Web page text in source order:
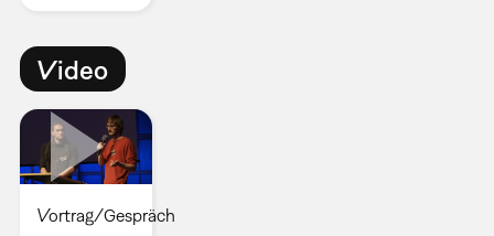
Video
Vortrag/Gespräch